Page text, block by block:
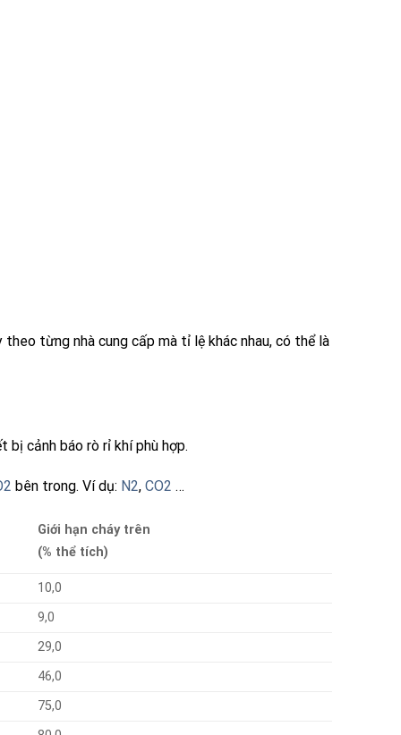
theo từng nhà cung cấp mà tỉ lệ khác nhau, có thể là
bị cảnh báo rò rỉ khí phù hợp.
bên trong. Ví dụ: N2, CO2 …
Giới hạn cháy trên
(% thể tích)
10,0
9,0
29,0
46,0
75,0